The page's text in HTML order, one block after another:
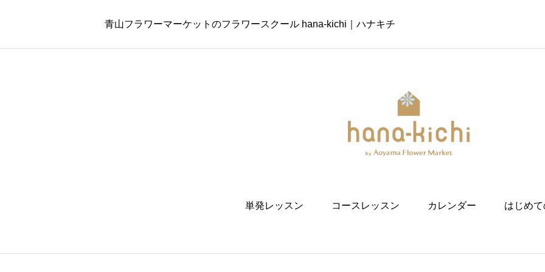
青山フラワーマーケットのフラワースクール hana-kichi｜ハナキチ
単発レッスン コースレッスン カレンダー はじめ